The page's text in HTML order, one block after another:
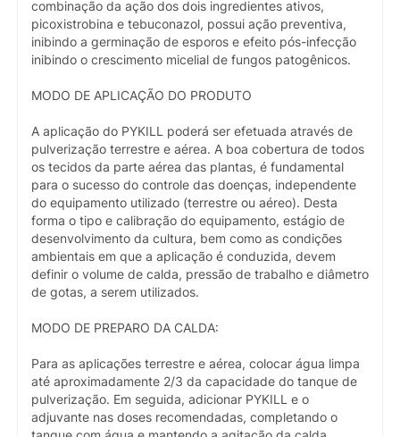
combinação da ação dos dois ingredientes ativos,
picoxistrobina e tebuconazol, possui ação preventiva,
inibindo a germinação de esporos e efeito pós-infecção
inibindo o crescimento micelial de fungos patogênicos.
MODO DE APLICAÇÃO DO PRODUTO
A aplicação do PYKILL poderá ser efetuada através de
pulverização terrestre e aérea. A boa cobertura de todos
os tecidos da parte aérea das plantas, é fundamental
para o sucesso do controle das doenças, independente
do equipamento utilizado (terrestre ou aéreo). Desta
forma o tipo e calibração do equipamento, estágio de
desenvolvimento da cultura, bem como as condições
ambientais em que a aplicação é conduzida, devem
definir o volume de calda, pressão de trabalho e diâmetro
de gotas, a serem utilizados.
MODO DE PREPARO DA CALDA:
Para as aplicações terrestre e aérea, colocar água limpa
até aproximadamente 2/3 da capacidade do tanque de
pulverização. Em seguida, adicionar PYKILL e o
adjuvante nas doses recomendadas, completando o